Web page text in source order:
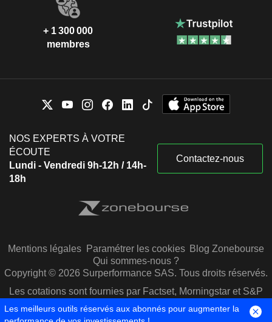
+ 1 300 000
membres
NOS EXPERTS À VOTRE
ÉCOUTE
Lundi - Vendredi 9h-12h / 14h-
18h
Contactez-nous
Mentions légales Paramétrer les cookies Blog Zonebourse
Qui sommes-nous ?
Copyright © 2026 Surperformance SAS. Tous droits réservés.
Les cotations sont fournies par Factset, Morningstar et S&P
Capital IQ
Les meilleurs outils réservés aux abonnés pour augmenter la